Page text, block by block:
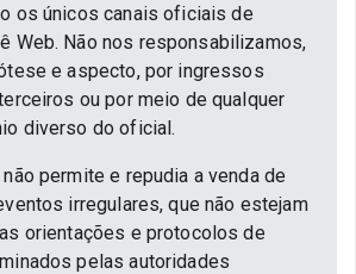
os únicos canais oficiais de
Web. Não nos responsabilizamos,
e aspecto, por ingressos
ou por meio de qualquer
diverso do oficial.
não permite e repudia a venda de
irregulares, que não estejam
orientações e protocolos de
pelas autoridades